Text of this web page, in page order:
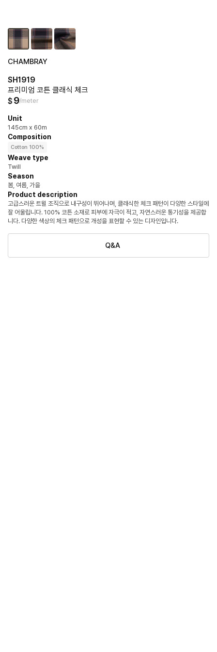
CHAMBRAY
SH1919
프리미엄 코튼 클래식 체크
$ 9/meter
Unit
145cm x 60m
Composition
Cotton 100%
Weave type
Twill
Season
봄, 여름, 가을
Product description
고급스러운 트윌 조직으로 내구성이 뛰어나며, 클래식한 체크 패턴이 다양한 스타일에
잘 어울립니다. 100% 코튼 소재로 피부에 자극이 적고, 자연스러운 통기성을 제공합
니다. 다양한 색상의 체크 패턴으로 개성을 표현할 수 있는 디자인입니다.
Q&A